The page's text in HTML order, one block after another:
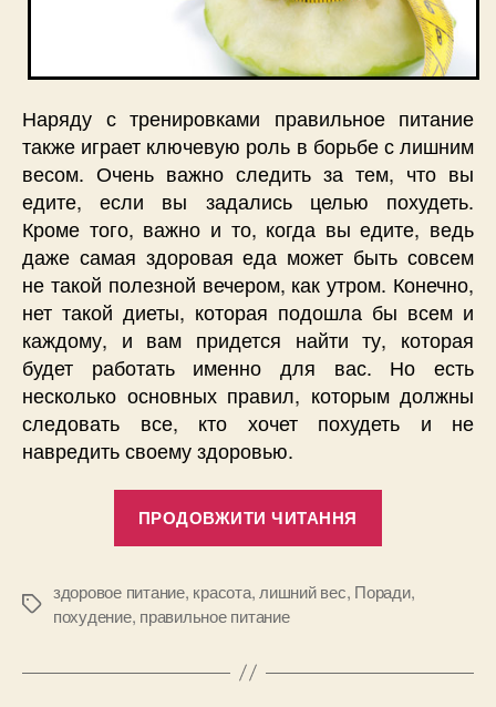
Наряду с тренировками правильное питание
также играет ключевую роль в борьбе с лишним
весом. Очень важно следить за тем, что вы
едите, если вы задались целью похудеть.
Кроме того, важно и то, когда вы едите, ведь
даже самая здоровая еда может быть совсем
не такой полезной вечером, как утром. Конечно,
нет такой диеты, которая подошла бы всем и
каждому, и вам придется найти ту, которая
будет работать именно для вас. Но есть
несколько основных правил, которым должны
следовать все, кто хочет похудеть и не
навредить своему здоровью.
ПРОДОВЖИТИ ЧИТАННЯ
питания
с
Позначки
здоровое питание, красота, лишний вес, Поради,
похудение, правильное питание